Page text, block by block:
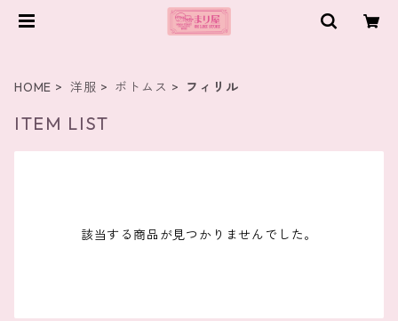
HOME 洋服 ボトムス フィリル
ITEM LIST
該当する商品が見つかりませんでした。